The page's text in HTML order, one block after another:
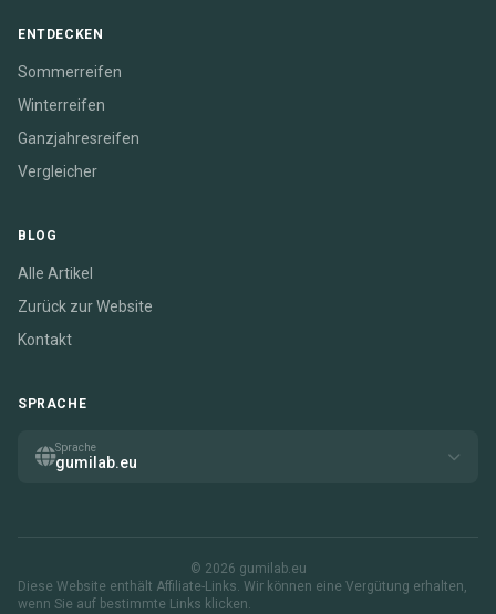
ENTDECKEN
Sommerreifen
Winterreifen
Ganzjahresreifen
Vergleicher
BLOG
Alle Artikel
Zurück zur Website
Kontakt
SPRACHE
Sprache
gumilab.eu
© 2026 gumilab.eu
Diese Website enthält Affiliate-Links. Wir können eine Vergütung erhalten,
wenn Sie auf bestimmte Links klicken.